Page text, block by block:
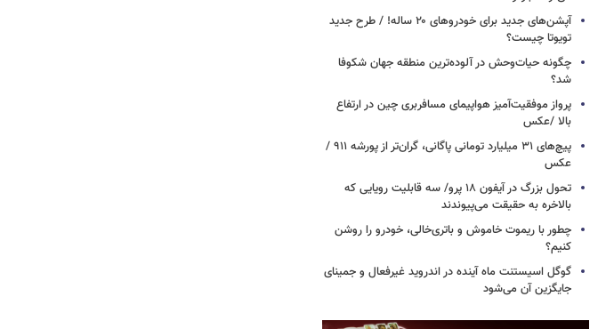
آپشن‌های جدید برای خودروهای ۲۰ ساله! / طرح جدید
تویوتا چیست؟
چگونه حیات‌وحش در آلوده‌ترین منطقه جهان شکوفا
شد؟
پرواز موفقیت‌آمیز هواپیمای مسافربری چین در ارتفاع
بالا /عکس
پیچ‌های ۳۱ میلیارد تومانی پاگانی، گران‌تر از پورشه ۹۱۱ /
عکس
تحول بزرگ در آیفون ۱۸ پرو/ سه قابلیت رویایی که
بالاخره به حقیقت می‌پیوندند
چطور با ریموت خاموش و باتری‌خالی، خودرو را روشن
کنیم؟
گوگل اسیستنت ماه آینده در اندروید غیرفعال و جمینای
جایگزین آن می‌شود